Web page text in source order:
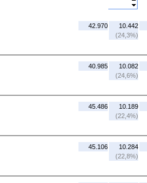
42.970
10.442
(24,3%)
40.985
10.082
(24,6%)
45.486
10.189
(22,4%)
45.106
10.284
(22,8%)